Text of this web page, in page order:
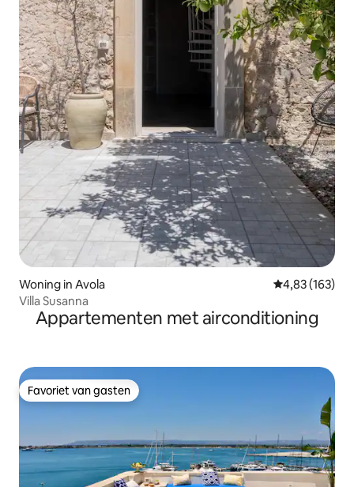
Woning in Avola Gemiddelde
4,83 (163)
Villa Susanna
Appartementen met airconditioning
Favoriet van gasten
Favoriet van gasten